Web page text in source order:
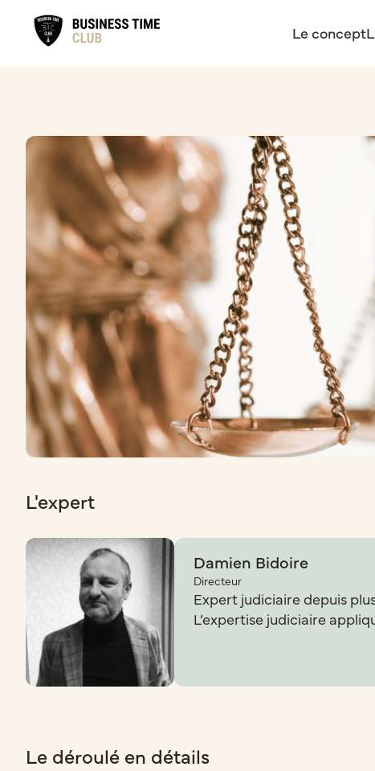
Le concept
L'expert
Damien Bidoire
Directeur
Expert judiciaire depuis
L’expertise judiciaire
Le déroulé en détails